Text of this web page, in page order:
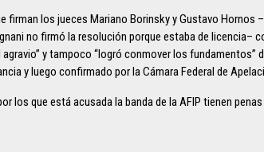
firman los jueces Mariano Borinsky y Gustavo Hornos
no firmó la resolución porque estaba de licencia–
y tampoco “logró conmover los fundamentos”
y luego confirmado por la Cámara Federal de
los que está acusada la banda de la AFIP tienen